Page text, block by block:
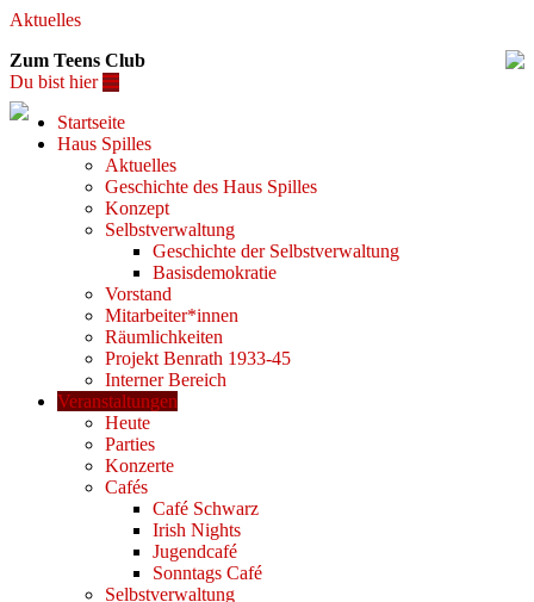
Aktuelles
Zum Teens Club
Du bist hier
Startseite
Haus Spilles
Aktuelles
Geschichte des Haus Spilles
Konzept
Selbstverwaltung
Geschichte der Selbstverwaltung
Basisdemokratie
Vorstand
Mitarbeiter*innen
Räumlichkeiten
Projekt Benrath 1933-45
Interner Bereich
Veranstaltungen
Heute
Parties
Konzerte
Cafés
Café Schwarz
Irish Nights
Jugendcafé
Sonntags Café
Selbstverwaltung